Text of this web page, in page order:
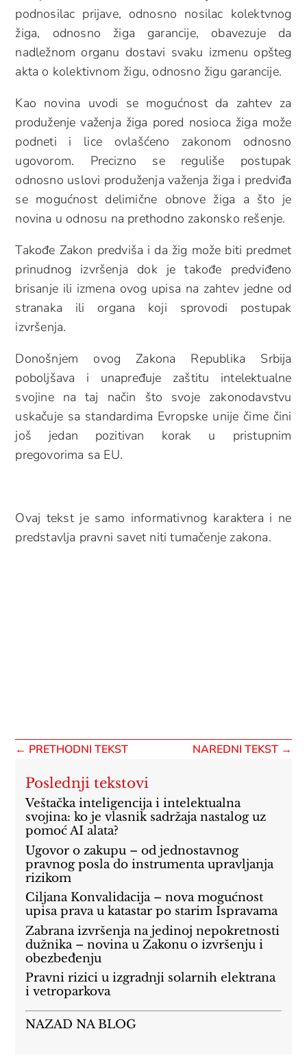
podnosilac prijave, odnosno nosilac kolektvnog
žiga, odnosno žiga garancije, obavezuje da
nadležnom organu dostavi svaku izmenu opšteg
akta o kolektivnom žigu, odnosno žigu garancije.
Kao novina uvodi se mogućnost da zahtev za
produženje važenja žiga pored nosioca žiga može
podneti i lice ovlašćeno zakonom odnosno
ugovorom. Precizno se reguliše postupak
odnosno uslovi produženja važenja žiga i predviđa
se mogućnost delimične obnove žiga a što je
novina u odnosu na prethodno zakonsko rešenje.
Takođe Zakon predviša i da žig može biti predmet
prinudnog izvršenja dok je takođe predviđeno
brisanje ili izmena ovog upisa na zahtev jedne od
stranaka ili organa koji sprovodi postupak
izvršenja.
Donošnjem ovog Zakona Republika Srbija
poboljšava i unapređuje zaštitu intelektualne
svojine na taj način što svoje zakonodavstvu
uskačuje sa standardima Evropske unije čime čini
još jedan pozitivan korak u pristupnim
pregovorima sa EU.
Ovaj tekst je samo informativnog karaktera i ne
predstavlja pravni savet niti tumačenje zakona.
← PRETHODNI TEKST NAREDNI TEKST→
Poslednji tekstovi
Veštačka inteligencija i intelektualna
svojina: ko je vlasnik sadržaja nastalog uz
pomoć AI alata?
Ugovor o zakupu – od jednostavnog
pravnog posla do instrumenta upravljanja
rizikom
Ciljana Konvalidacija – nova mogućnost
upisa prava u katastar po starim Ispravama
Zabrana izvršenja na jedinoj nepokretnosti
dužnika – novina u Zakonu o izvršenju i
obezbeđenju
Pravni rizici u izgradnji solarnih elektrana
i vetroparkova
NAZAD NA BLOG